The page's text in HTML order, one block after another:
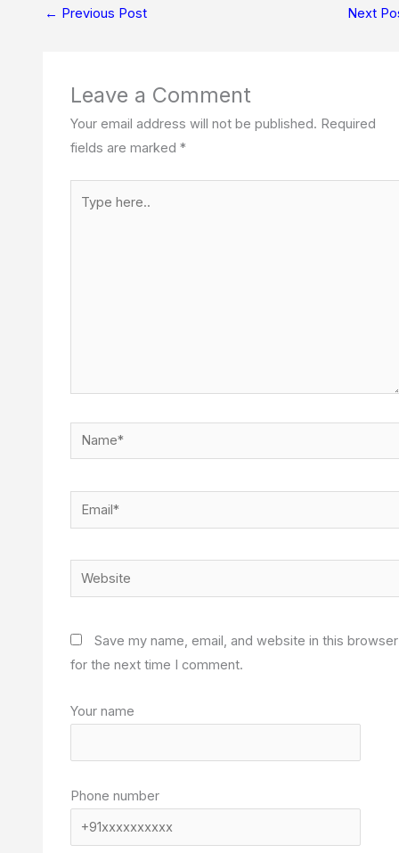
p
t
e
← Previous Post Next
Leave a Comment
Your email address will not be published. Required
fields are marked*
here..
Name*
Email*
Website
Save my name, email, and website in this browser
for the next time I comment.
Your name
Phone number